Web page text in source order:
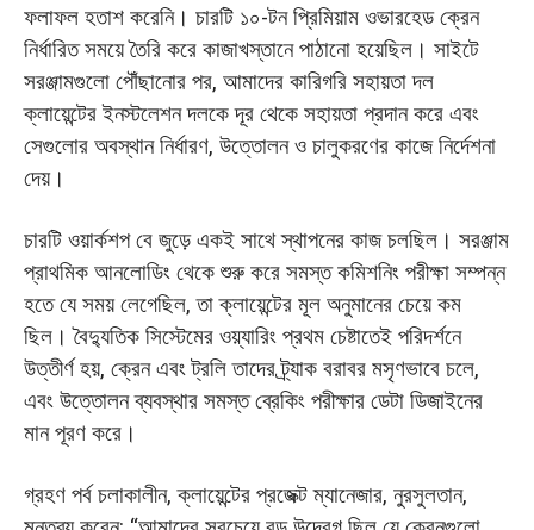
ফলাফল হতাশ করেনি। চারটি ১০-টন প্রিমিয়াম ওভারহেড ক্রেন
নির্ধারিত সময়ে তৈরি করে কাজাখস্তানে পাঠানো হয়েছিল। সাইটে
সরঞ্জামগুলো পৌঁছানোর পর, আমাদের কারিগরি সহায়তা দল
ক্লায়েন্টের ইনস্টলেশন দলকে দূর থেকে সহায়তা প্রদান করে এবং
সেগুলোর অবস্থান নির্ধারণ, উত্তোলন ও চালুকরণের কাজে নির্দেশনা
দেয়।
চারটি ওয়ার্কশপ বে জুড়ে একই সাথে স্থাপনের কাজ চলছিল। সরঞ্জাম
প্রাথমিক আনলোডিং থেকে শুরু করে সমস্ত কমিশনিং পরীক্ষা সম্পন্ন
হতে যে সময় লেগেছিল, তা ক্লায়েন্টের মূল অনুমানের চেয়ে কম
ছিল। বৈদ্যুতিক সিস্টেমের ওয়্যারিং প্রথম চেষ্টাতেই পরিদর্শনে
উত্তীর্ণ হয়, ক্রেন এবং ট্রলি তাদের ট্র্যাক বরাবর মসৃণভাবে চলে,
এবং উত্তোলন ব্যবস্থার সমস্ত ব্রেকিং পরীক্ষার ডেটা ডিজাইনের
মান পূরণ করে।
গ্রহণ পর্ব চলাকালীন, ক্লায়েন্টের প্রজেক্ট ম্যানেজার, নুরসুলতান,